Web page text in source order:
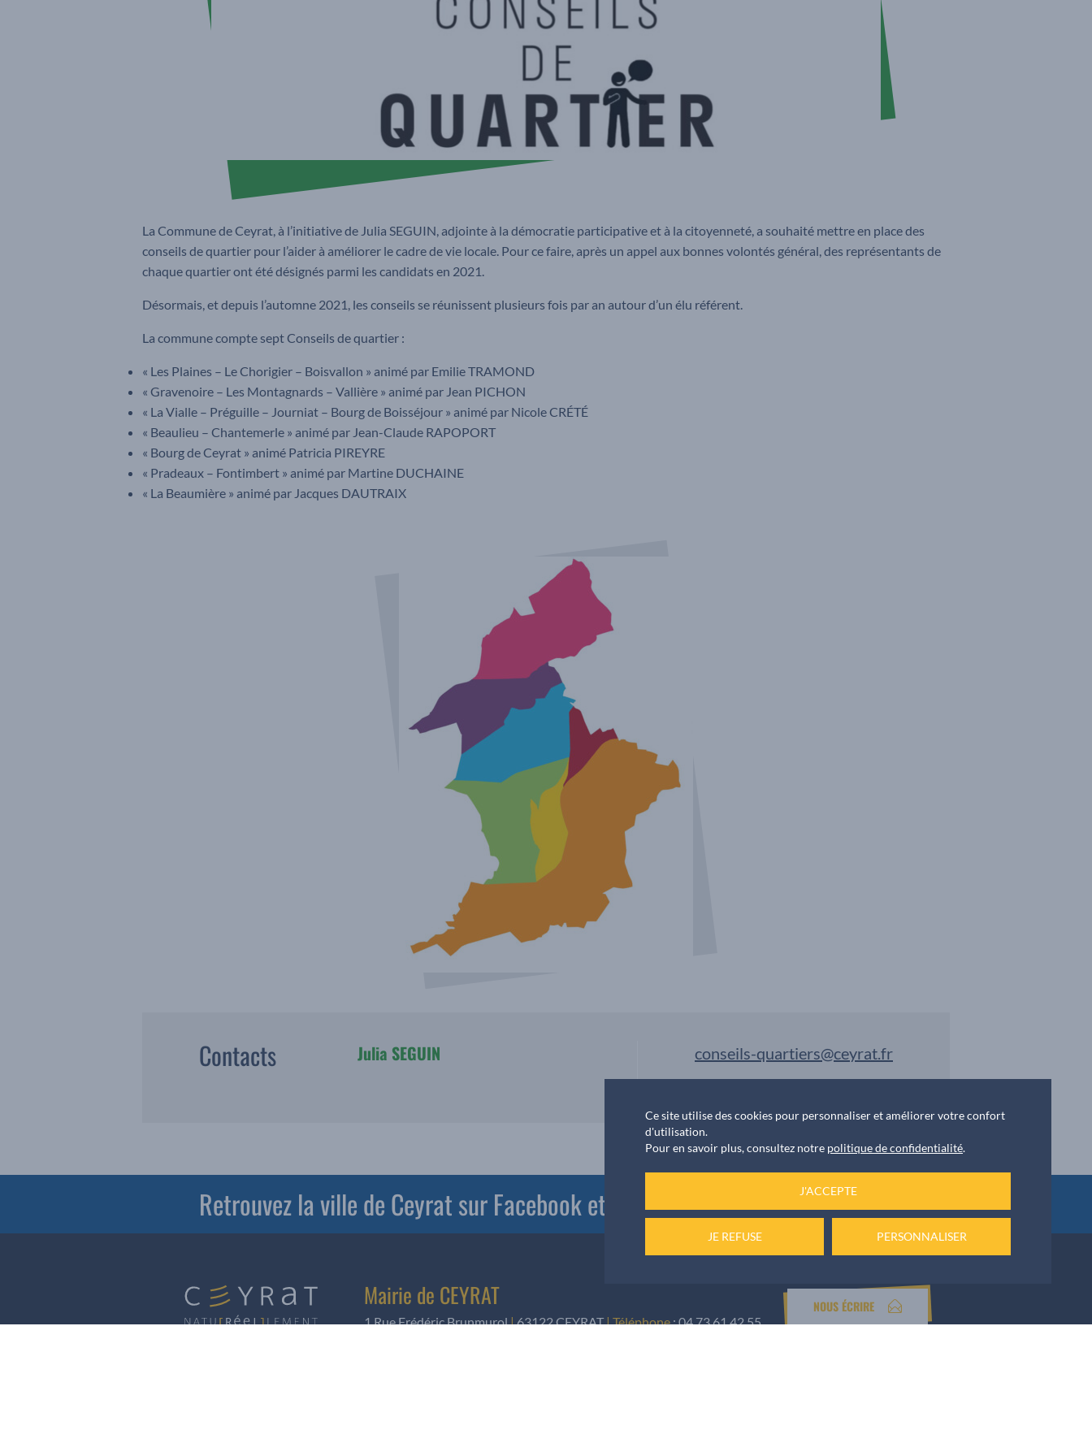
La Commune de Ceyrat, à l’initiative de Julia SEGUIN, adjointe à la démocratie participative et à la citoyenneté, a souhaité mettre en place des
conseils de quartier pour l’aider à améliorer le cadre de vie locale. Pour ce faire, après un appel aux bonnes volontés général, des représentants de
chaque quartier ont été désignés parmi les candidats en 2021.
Désormais, et depuis l’automne 2021, les conseils se réunissent plusieurs fois par an autour d’un élu référent.
La commune compte sept Conseils de quartier :
« Les Plaines – Le Chorigier – Boisvallon » animé par Emilie TRAMOND
« Gravenoire – Les Montagnards – Vallière » animé par Jean PICHON
« La Vialle – Préguille – Journiat – Bourg de Boisséjour » animé par Nicole CRÉTÉ
« Beaulieu – Chantemerle » animé par Jean-Claude RAPOPORT
« Bourg de Ceyrat » animé Patricia PIREYRE
« Pradeaux – Fontimbert » animé par Martine DUCHAINE
« La Beaumière » animé par Jacques DAUTRAIX
Contacts Julia SEGUIN conseils-quartiers@ceyrat.fr
Retrouvez la ville de Ceyrat sur Facebook et PanneauPocket
Mairie de CEYRAT
1 Rue Frédéric Brunmurol|63122 CEYRAT|Téléphone:04 73 61 42 55
NOUS ÉCRIRE
Ce site utilise des cookies pour personnaliser et améliorer votre confort
d'utilisation.
Pour en savoir plus, consultez notre politique de confidentialité.
J'ACCEPTE
JE REFUSE PERSONNALISER